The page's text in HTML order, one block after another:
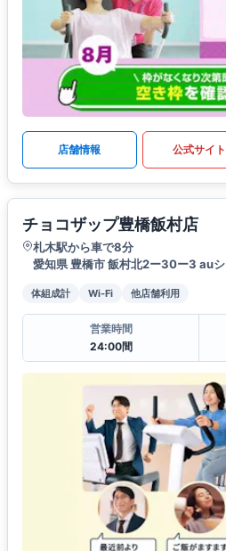
店舗情報 公式サイト
チョコザップ豊橋飯村店
札木駅から車で8分
愛知県 豊橋市 飯村北2ー30ー3 auシ
体組成計 Wi-Fi 他店舗利用
営業時間
24:00間